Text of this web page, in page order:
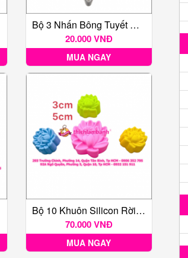
Bộ 3 Nhấn Bông Tuyết Giáng Sinh
20.000 VNĐ
MUA NGAY
Bộ 10 Khuôn Silicon Rời Hoa Sen 3-5cm
70.000 VNĐ
MUA NGAY